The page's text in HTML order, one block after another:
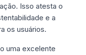
Isso atesta o
e a
os usuários.
uma excelente